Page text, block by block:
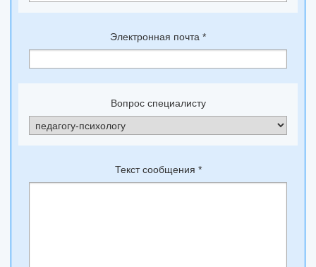
Электронная почта *
Вопрос специалисту
Текст сообщения *